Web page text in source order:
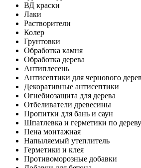
ВД краски
Лаки
Растворители
Колер
Грунтовки
Обработка камня
Обработка дерева
Антиплесень
Антисептики для чернового
Декоративные антисептики
Огнебиозащита для дерева
Отбеливатели древесины
Пропитки для бань и саун
Шпатлевка и герметики по дереву
Пена монтажная
Напыляемый утеплитель
Герметики и клея
Противоморозные добавки